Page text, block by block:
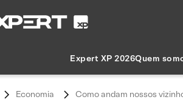
Expert XP 2026Quem
Economia Como andam nossos